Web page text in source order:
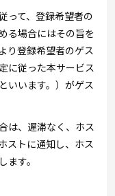
って、登録希望者の
る場合にはその旨を
り登録希望者のゲス
に従った本サービス
いいます。）がゲス
は、遅滞なく、ホス
ストに通知し、ホス
す。